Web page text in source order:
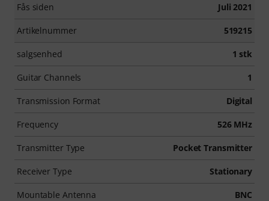
Fås siden Juli 2021
Artikelnummer 519215
salgsenhed 1 stk
Guitar Channels 1
Transmission Format Digital
Frequency 526 MHz
Transmitter Type Pocket Transmitter
Receiver Type Stationary
Mountable Antenna BNC